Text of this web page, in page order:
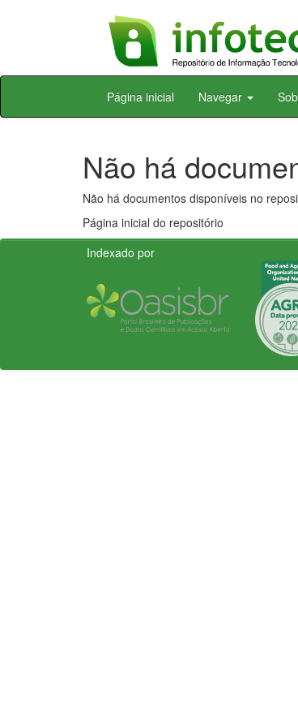
Skip
Página inicial Navegar
Não há
Não há documentos disponíveis no
Página inicial do repositório
Indexado por